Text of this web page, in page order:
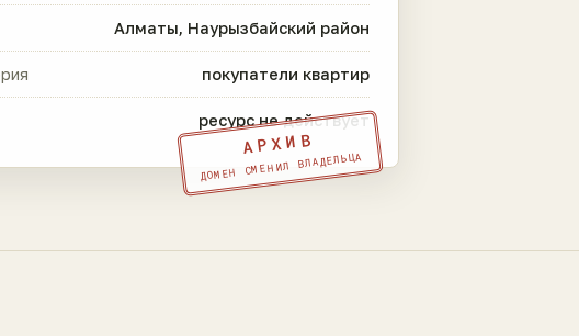
Алматы, Наурызбайский район
покупатели квартир
ресурс не действует
АРХИВ
ДОМЕН СМЕНИЛ ВЛАДЕЛЬЦА